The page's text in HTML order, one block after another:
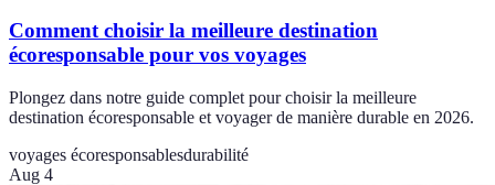
Comment choisir la meilleure destination
écoresponsable pour vos voyages
Plongez dans notre guide complet pour choisir la meilleure
destination écoresponsable et voyager de manière durable en 2026.
voyages écoresponsablesdurabilité
Aug 4